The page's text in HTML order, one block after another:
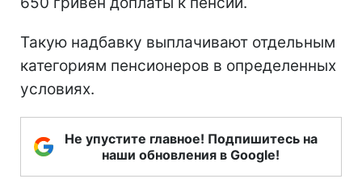
Такую надбавку выплачивают отдельным
категориям пенсионеров в определенных
условиях.
Не упустите главное! Подпишитесь на
наши обновления в Google!